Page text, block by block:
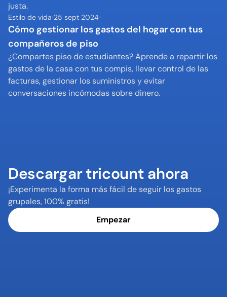
justa.
Estilo de vida 25 sept 2024
Cómo gestionar los gastos del hogar con tus
compañeros de piso
¿Compartes piso de estudiantes? Aprende a repartir los
gastos de la casa con tus compis, llevar control de las
facturas, gestionar los suministros y evitar
conversaciones incómodas sobre dinero.
Descargar tricount ahora
¡Experimenta la forma más fácil de seguir los gastos
grupales, 100% gratis!
Empezar